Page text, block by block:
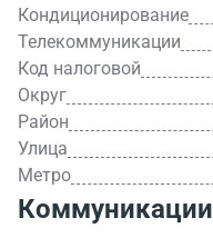
Кондиционирование
Телекоммуникации
Код налоговой
Округ
Район
Улица
Метро
Коммуникации